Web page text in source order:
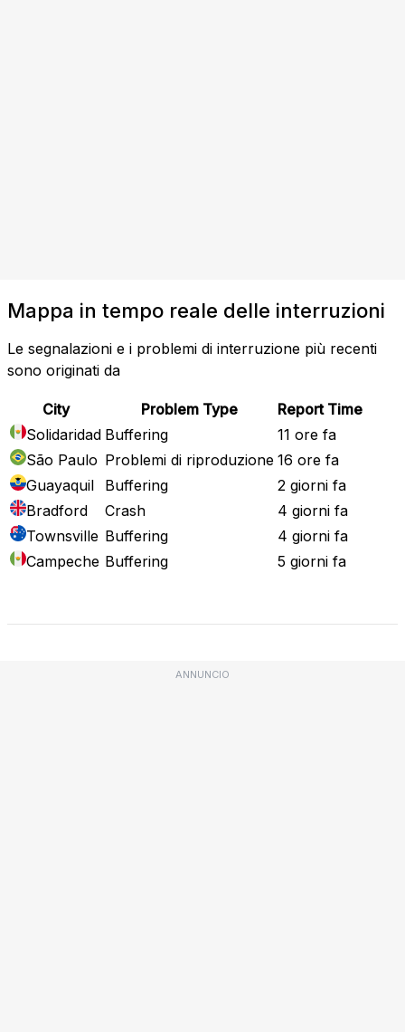
Mappa in tempo reale delle interruzioni
Le segnalazioni e i problemi di interruzione più recenti
sono originati da
City Problem Type
Report Time
Solidaridad Buffering
11 ore fa
São Paulo Problemi di riproduzione 16 ore fa
Guayaquil
Buffering
2 giorni fa
Bradford
Crash
4 giorni fa
Townsville Buffering
4 giorni fa
Campeche Buffering
5 giorni fa
ANNUNCIO